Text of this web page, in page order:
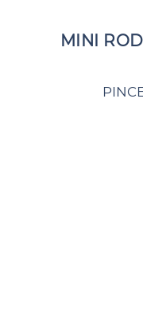
MINI